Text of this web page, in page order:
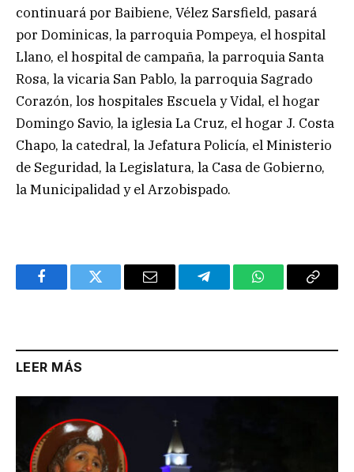
continuará por Baibiene, Vélez Sarsfield, pasará
por Dominicas, la parroquia Pompeya, el hospital
Llano, el hospital de campaña, la parroquia Santa
Rosa, la vicaria San Pablo, la parroquia Sagrado
Corazón, los hospitales Escuela y Vidal, el hogar
Domingo Savio, la iglesia La Cruz, el hogar J. Costa
Chapo, la catedral, la Jefatura Policía, el Ministerio
de Seguridad, la Legislatura, la Casa de Gobierno,
la Municipalidad y el Arzobispado.
FacebookTwitter Email TelegramWhatsAppCopy
LEER MÁS